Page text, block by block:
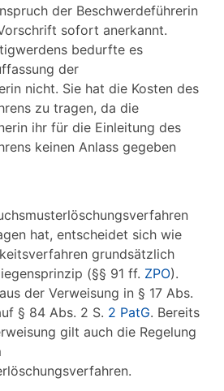
der Beschwerdeführerin
sofort anerkannt.
bedurfte es
der
nicht. Sie hat die Kosten des
zu tragen, da die
ihr für die Einleitung des
keinen Anlass gegeben
hat, entscheidet sich wie
grundsätzlich
(§§ 91 ff. ZPO).
der Verweisung in § 17 Abs.
§ 84 Abs. 2 S. 2 PatG. Bereits
gilt auch die Regelung